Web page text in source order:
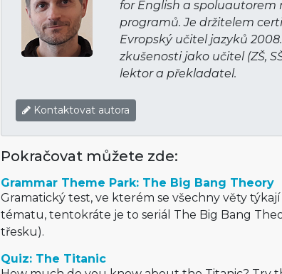
for English a spoluautorem
programů. Je držitelem
Evropský učitel jazyků
zkušenosti jako učitel (ZŠ,
lektor a překladatel.
Kontaktovat autora
Pokračovat můžete zde:
Grammar Theme Park: The Big Bang Theory
Gramatický test, ve kterém se všechny věty
tématu, tentokráte je to seriál The Big Bang
třesku).
Quiz: The Titanic